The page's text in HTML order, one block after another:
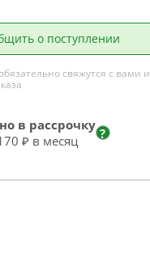
о поступлении
свяжутся с вами и
в рассрочку
₽ в месяц
?